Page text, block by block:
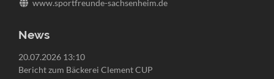
www.sportfreunde-sachsenheim.de
News
20.07.2026 13:10
Bericht zum Bäckerei Clement CUP